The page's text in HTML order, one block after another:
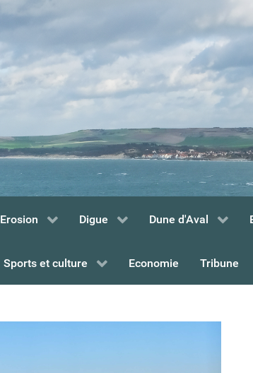
Erosion Digue Dune d'Aval
Sports et culture Economie Tribune